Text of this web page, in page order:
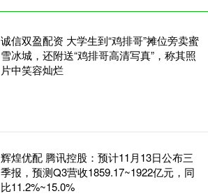
诚信双盈配资 大学生到“鸡排哥”摊位旁卖蜜
雪冰城，还附送“鸡排哥高清写真”，称其照
片中笑容灿烂
辉煌优配 腾讯控股：预计11月13日公布三
季报，预测Q3营收1859.17~1922亿元，同
比11.2%~15.0%